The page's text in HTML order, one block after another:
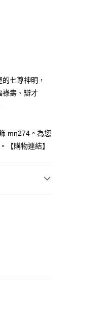
七尊神明，
祿壽、辯才
mn274。為您
【購物連結】